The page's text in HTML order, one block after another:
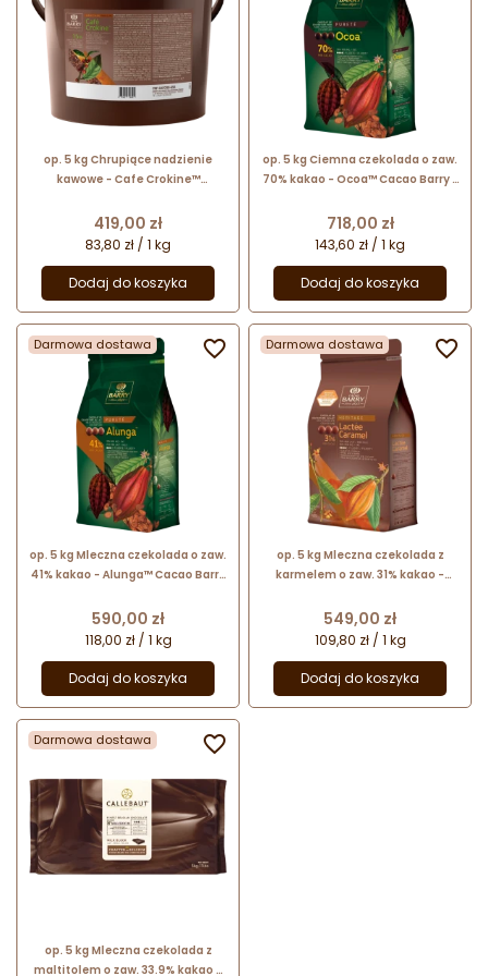
op. 5 kg Chrupiące nadzienie
kawowe - Cafe Crokine™
656
Cena
419,00 zł
83,80 zł / 1 kg
Dodaj do koszyka
op. 5 kg Ciemna czekolada o zaw.
70% kakao - Ocoa™ Cacao Barry -
Cena
718,00 zł
143,60 zł / 1 kg
Dodaj do koszyka
Darmowa dostawa
op. 5 kg Mleczna czekolada o zaw.
41% kakao - Alunga™ Cacao Barry
Cena
590,00 zł
118,00 zł / 1 kg
Dodaj do koszyka
 Darmowa dostawa
op. 5 kg Mleczna czekolada z
karmelem o zaw. 31% kakao -
czekolada w kaletkach
Cena
549,00 zł
109,80 zł / 1 kg
Dodaj do koszyka

Darmowa dostawa
op. 5 kg Mleczna czekolada z
maltitolem o zaw. 33.9% kakao -
